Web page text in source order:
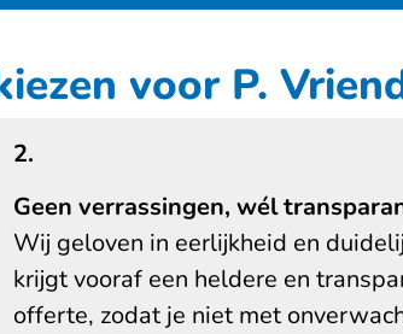
voor P.
2.
Geen verrassingen, wél
Wij geloven in eerlijkheid en
krijgt vooraf een heldere en
offerte, zodat je niet met